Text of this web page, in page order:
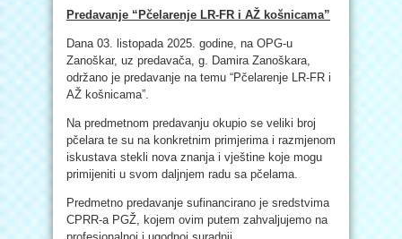
Predavanje “Pčelarenje LR-FR i AŽ košnicama”
Dana 03. listopada 2025. godine, na OPG-u
Zanoškar, uz predavača, g. Damira Zanoškara,
održano je predavanje na temu “Pčelarenje LR-FR i
AŽ košnicama”.
Na predmetnom predavanju okupio se veliki broj
pčelara te su na konkretnim primjerima i razmjenom
iskustava stekli nova znanja i vještine koje mogu
primijeniti u svom daljnjem radu sa pčelama.
Predmetno predavanje sufinancirano je sredstvima
CPRR-a PGŽ, kojem ovim putem zahvaljujemo na